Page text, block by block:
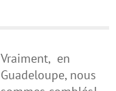
Vraiment, en
Guadeloupe, nous